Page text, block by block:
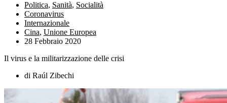
Politica, Sanità, Socialità
Coronavirus
Internazionale
Cina, Unione Europea
28 Febbraio 2020
Il virus e la militarizzazione delle crisi
di Raúl Zibechi